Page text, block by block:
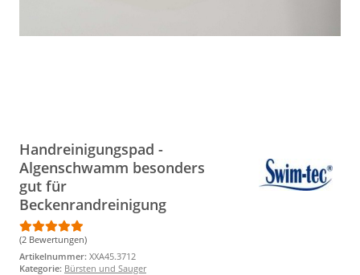
Handreinigungspad -
Algenschwamm besonders
gut für
Beckenrandreinigung
(2 Bewertungen)
Artikelnummer: XXA45.3712
Kategorie: Bürsten und Sauger